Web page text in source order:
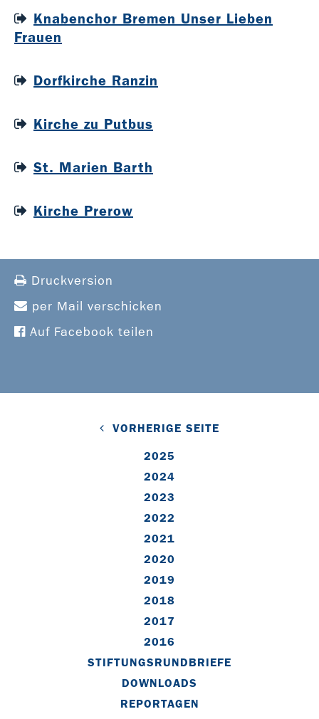
Knabenchor Bremen Unser Lieben
Frauen
Dorfkirche Ranzin
Kirche zu Putbus
St. Marien Barth
Kirche Prerow
Druckversion
per Mail verschicken
Auf Facebook teilen
VORHERIGE SEITE
2025
2024
2023
2022
2021
2020
2019
2018
2017
2016
STIFTUNGSRUNDBRIEFE
DOWNLOADS
REPORTAGEN